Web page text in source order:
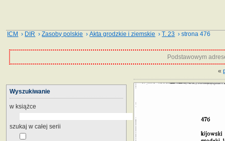
ICM › DIR ›Zasoby polskie ›Akta grodzkie i ziemskie ›T. 23 › strona 476
Podstawowym
«
Wyszukiwanie
w książce
szukaj w całej serii